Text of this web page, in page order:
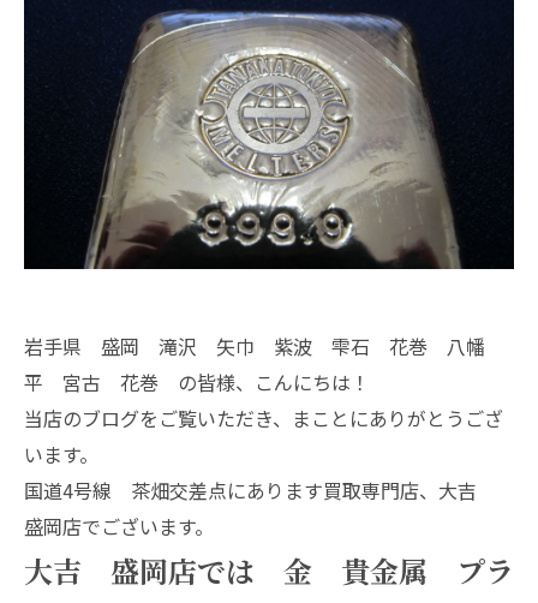
岩手県 盛岡 滝沢 矢巾 紫波 雫石 花巻 八幡
平 宮古 花巻 の皆様、こんにちは！
当店のブログをご覧いただき、まことにありがとうござ
います。
国道4号線 茶畑交差点にあります買取専門店、大吉
盛岡店でございます。
大吉 盛岡店では 金 貴金属 プラ